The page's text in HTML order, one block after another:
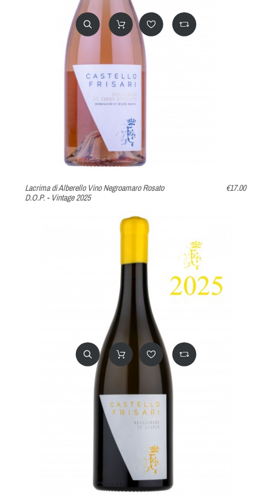
Lacrima di Alberello Vino Negroamaro Rosato
D.O.P. - Vintage 2025
€17.00